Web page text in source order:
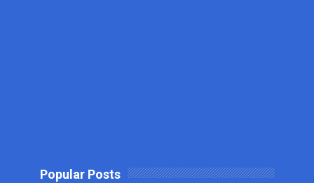
Popular Posts